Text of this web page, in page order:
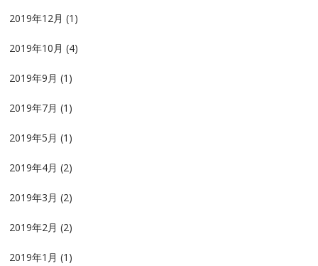
2019年12月 (1)
2019年10月 (4)
2019年9月 (1)
2019年7月 (1)
2019年5月 (1)
2019年4月 (2)
2019年3月 (2)
2019年2月 (2)
2019年1月 (1)